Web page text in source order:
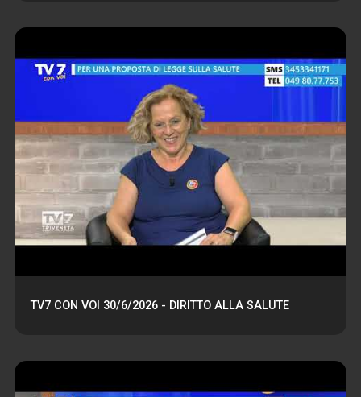
TV7 CON VOI 30/6/2026 - DIRITTO ALLA SALUTE